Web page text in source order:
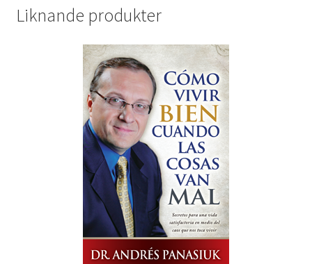
Liknande produkter